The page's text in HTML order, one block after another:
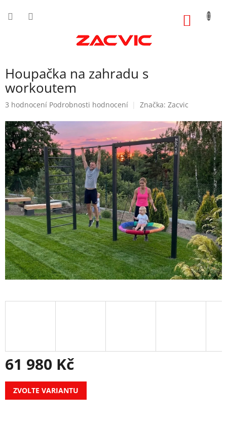
Houpačka na zahradu s
workoutem
Průměrné
produktu
je
5,0
z
5
hvězdiček.
3 hodnocení Podrobnosti hodnocení Značka: Zacvic
61 980 Kč
Měrná
cena:
ZVOLTE VARIANTU